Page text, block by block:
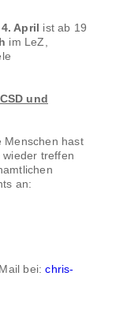
4. April ist ab 19
im LeZ,
und
Menschen hast
treffen
an:
bei:chris-